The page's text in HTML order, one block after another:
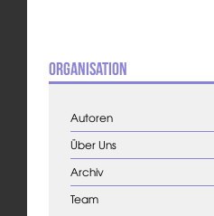
Organisation
Autoren
Über Uns
Archiv
Team